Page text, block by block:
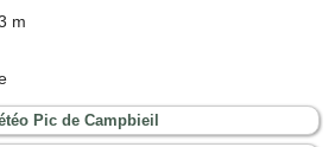
m
Pic de Campbieil